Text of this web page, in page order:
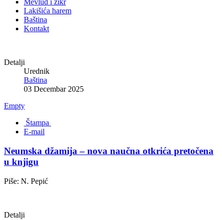
Mevlud i zikr
Lakišića harem
Baština
Kontakt
Detalji
Urednik
Baština
03 Decembar 2025
Empty
Štampa
E-mail
Neumska džamija – nova naučna otkrića pretočena
u knjigu
Piše: N. Pepić
Detalji